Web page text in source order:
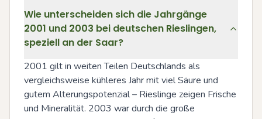
Wie unterscheiden sich die Jahrgänge
2001 und 2003 bei deutschen Rieslingen,
speziell an der Saar?
2001 gilt in weiten Teilen Deutschlands als
vergleichsweise kühleres Jahr mit viel Säure und
gutem Alterungspotenzial – Rieslinge zeigen Frische
und Mineralität. 2003 war durch die große